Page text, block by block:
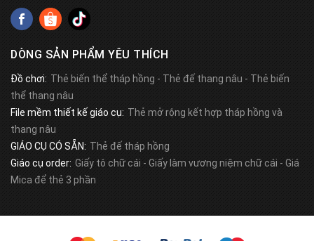
DÒNG SẢN PHẨM YÊU THÍCH
Đồ chơi: Thẻ biến thể tháp hồng - Thẻ đế thang nâu - Thẻ biến
thể thang nâu
File mềm thiết kế giáo cụ: Thẻ mở rộng kết hợp tháp hồng và
thang nâu
GIÁO CỤ CÓ SẴN: Thẻ đế tháp hồng
Giáo cụ order: Giấy tô chữ cái - Giấy làm vương niệm chữ cái - Giá
Mica để thẻ 3 phần